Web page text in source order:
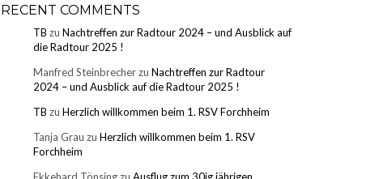
RECENT COMMENTS
TB zu Nachtreffen zur Radtour 2024 – und Ausblick auf
die Radtour 2025 !
Manfred Steinbrecherzu Nachtreffen zur Radtour
2024 – und Ausblick auf die Radtour 2025 !
TB zu Herzlich willkommen beim 1. RSV Forchheim
Tanja Grau zu Herzlich willkommen beim 1. RSV
Forchheim